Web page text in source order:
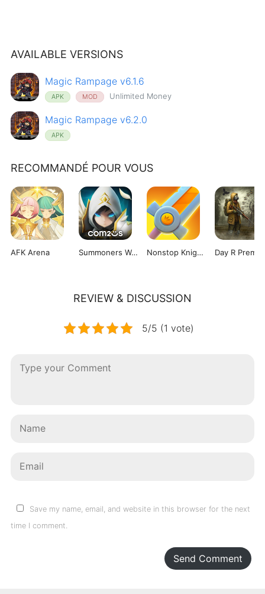
AVAILABLE VERSIONS
Magic Rampage v6.1.6
APK MOD Unlimited Money
Magic Rampage v6.2.0
APK
RECOMMANDÉ POUR VOUS
AFK Arena Summoners War: Sky Arena Nonstop Knight 2 Day R
REVIEW & DISCUSSION
5/5 (1 vote)
Save my name, email, and website in this browser for the next
time I comment.
Send Comment